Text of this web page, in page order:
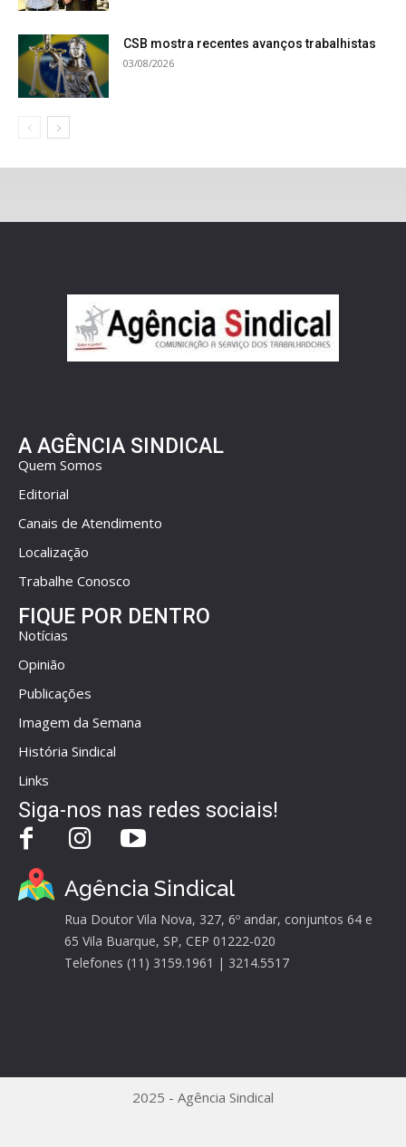
CSB mostra recentes avanços trabalhistas
03/08/2026
A AGÊNCIA SINDICAL
Quem Somos
Editorial
Canais de Atendimento
Localização
Trabalhe Conosco
FIQUE POR DENTRO
Notícias
Opinião
Publicações
Imagem da Semana
História Sindical
Links
Siga-nos nas redes sociais!
Agência Sindical
Rua Doutor Vila Nova, 327, 6º andar, conjuntos 64 e
65 Vila Buarque, SP, CEP 01222-020
Telefones (11) 3159.1961 | 3214.5517
2025 - Agência Sindical